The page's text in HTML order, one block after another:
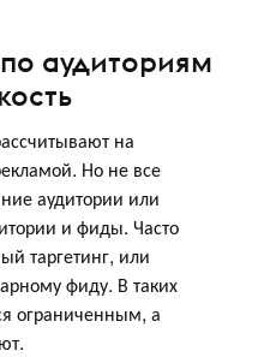
аудиториям
на
Но не все
аудитории или
и фиды. Часто
таргетинг, или
фиду. В таких
ограниченным, а